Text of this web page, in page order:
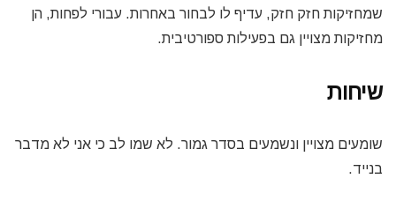
שמחזיקות חזק חזק, עדיף לו לבחור באחרות. עבורי לפחות, הן
מחזיקות מצויין גם בפעילות ספורטיבית.
שיחות
שומעים מצויין ונשמעים בסדר גמור. לא שמו לב כי אני לא מדבר
בנייד.